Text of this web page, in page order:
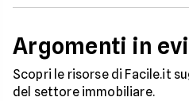
Argomenti in
Scopri le risorse di Facile.it
del settore immobiliare.